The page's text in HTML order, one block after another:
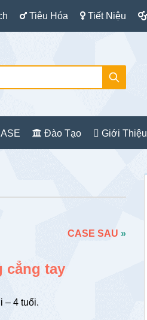
Tiêu Hóa Tiết Niệu
Đào Tạo Giới Thiệu
CASE SAU »
cẳng tay
– 4 tuổi.